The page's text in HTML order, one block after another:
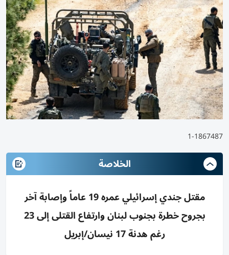
1-1867487
الخلاصة
مقتل جندي إسرائيلي عمره 19 عاماً وإصابة آخر
بجروح خطرة بجنوب لبنان وارتفاع القتلى إلى 23
رغم هدنة 17 نيسان/إبريل